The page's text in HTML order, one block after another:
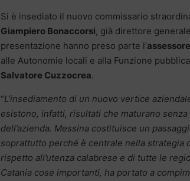
Si è insediato il nuovo commissario
Giampiero Bonaccorsi, già direttore
presentazione hanno preso parte l’
alle Autonomie locali e alla Funzione pubblica
Salvatore Cuzzocrea.
“L’insediamento di un nuovo vertice
esistono, infatti, risultati che maturano
dell’azienda. Messina costituisce un
soprattutto perché è centrale nella strategia
rispetto all’utenza calabrese e di tutte le
Catania cose importanti, ha portato a